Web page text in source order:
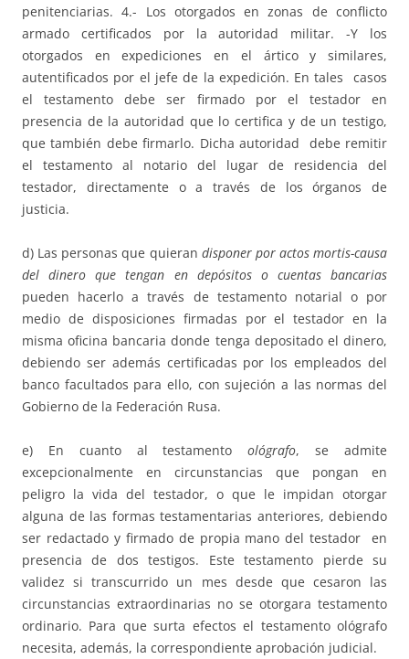
penitenciarias. 4.- Los otorgados en zonas de conflicto
armado certificados por la autoridad militar. -Y los
otorgados en expediciones en el ártico y similares,
autentificados por el jefe de la expedición. En tales casos
el testamento debe ser firmado por el testador en
presencia de la autoridad que lo certifica y de un testigo,
que también debe firmarlo. Dicha autoridad debe remitir
el testamento al notario del lugar de residencia del
testador, directamente o a través de los órganos de
justicia.
d) Las personas que quieran disponer por actos mortis-causa
del dinero que tengan en depósitos o cuentas bancarias
pueden hacerlo a través de testamento notarial o por
medio de disposiciones firmadas por el testador en la
misma oficina bancaria donde tenga depositado el dinero,
debiendo ser además certificadas por los empleados del
banco facultados para ello, con sujeción a las normas del
Gobierno de la Federación Rusa.
e) En cuanto al testamentoológrafo, se admite
excepcionalmente en circunstancias que pongan en
peligro la vida del testador, o que le impidan otorgar
alguna de las formas testamentarias anteriores, debiendo
ser redactado y firmado de propia mano del testador en
presencia de dos testigos. Este testamento pierde su
validez si transcurrido un mes desde que cesaron las
circunstancias extraordinarias no se otorgara testamento
ordinario. Para que surta efectos el testamento ológrafo
necesita, además, la correspondiente aprobación judicial.